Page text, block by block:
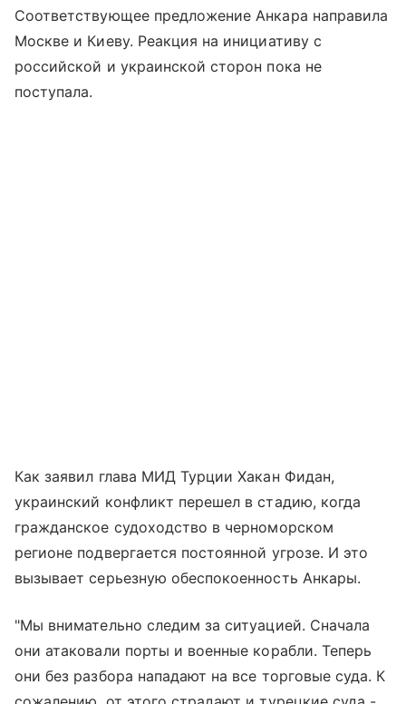
Соответствующее предложение Анкара направила
Москве и Киеву. Реакция на инициативу с
российской и украинской сторон пока не
поступала.
Как заявил глава МИД Турции Хакан Фидан,
украинский конфликт перешел в стадию, когда
гражданское судоходство в черноморском
регионе подвергается постоянной угрозе. И это
вызывает серьезную обеспокоенность Анкары.
"Мы внимательно следим за ситуацией. Сначала
они атаковали порты и военные корабли. Теперь
они без разбора нападают на все торговые суда. К